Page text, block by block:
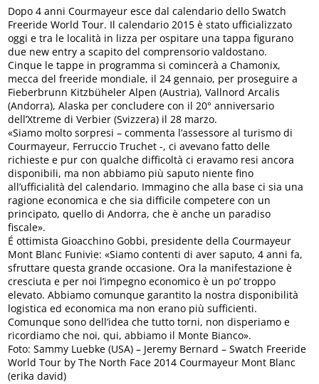
Dopo 4 anni Courmayeur esce dal calendario dello Swatch
Freeride World Tour. Il calendario 2015 è stato ufficializzato
oggi e tra le località in lizza per ospitare una tappa figurano
due new entry a scapito del comprensorio valdostano.
Cinque le tappe in programma si comincerà a Chamonix,
mecca del freeride mondiale, il 24 gennaio, per proseguire a
Fieberbrunn Kitzbüheler Alpen (Austria), Vallnord Arcalis
(Andorra), Alaska per concludere con il 20° anniversario
dell’Xtreme di Verbier (Svizzera) il 28 marzo.
«Siamo molto sorpresi – commenta l’assessore al turismo di
Courmayeur, Ferruccio Truchet -, ci avevano fatto delle
richieste e pur con qualche difficoltà ci eravamo resi ancora
disponibili, ma non abbiamo più saputo niente fino
all’ufficialità del calendario. Immagino che alla base ci sia una
ragione economica e che sia difficile competere con un
principato, quello di Andorra, che è anche un paradiso
fiscale».
É ottimista Gioacchino Gobbi, presidente della Courmayeur
Mont Blanc Funivie: «Siamo contenti di aver saputo, 4 anni fa,
sfruttare questa grande occasione. Ora la manifestazione è
cresciuta e per noi l’impegno economico è un po’ troppo
elevato. Abbiamo comunque garantito la nostra disponibilità
logistica ed economica ma non erano più sufficienti.
Comunque sono dell’idea che tutto torni, non disperiamo e
ricordiamo che noi, qui, abbiamo il Monte Bianco».
Foto: Sammy Luebke (USA) – Jeremy Bernard – Swatch Freeride
World Tour by The North Face 2014 Courmayeur Mont Blanc
(erika david)